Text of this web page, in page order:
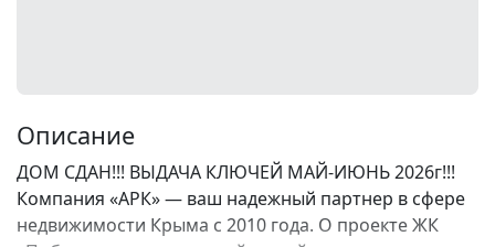
Описание
ДОМ СДАН!!! ВЫДАЧА КЛЮЧЕЙ МАЙ-ИЮНЬ 2026г!!!
Компания «АРК» — ваш надежный партнер в сфере
недвижимости Крыма с 2010 года. О проекте ЖК